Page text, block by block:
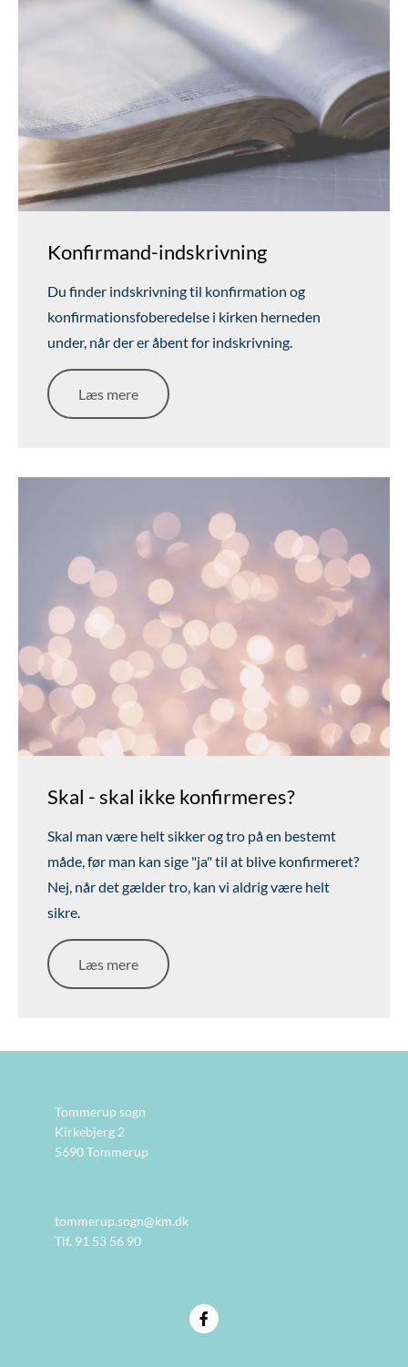
Konfirmand-indskrivning
Du finder indskrivning til konfirmation og
konfirmationsfoberedelse i kirken herneden
under, når der er åbent for indskrivning.
Læs mere
Skal - skal ikke konfirmeres?
Skal man være helt sikker og tro på en bestemt
måde, før man kan sige "ja" til at blive konfirmeret?
Nej, når det gælder tro, kan vi aldrig være helt
sikre.
Læs mere
Tommerup sogn
Kirkebjerg 2
5690 Tommerup
tommerup.sogn@km.dk
Tlf. 91 53 56 90